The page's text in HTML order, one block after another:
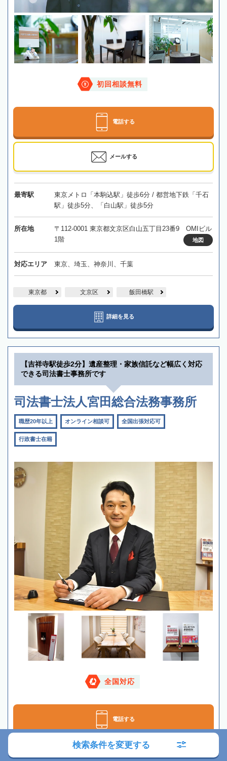
初回相談無料
電話する
メールする
最寄駅
東京メトロ「本駒込駅」徒歩6分 / 都営地下鉄「千石
駅」徒歩5分、「白山駅」徒歩5分
所在地
〒112-0001 東京都文京区白山五丁目23番9 OMIビル
1階
地図
対応エリア 東京、埼玉、神奈川、千葉
東京都 文京区 飯田橋駅
詳細を見る
【吉祥寺駅徒歩2分】遺産整理・家族信託など幅広く対応
できる司法書士事務所です
司法書士法人宮田総合法務事務所
職歴20年以上 オンライン相談可 全国出張対応可
行政書士在籍
全国対応
電話する
検索条件を変更する